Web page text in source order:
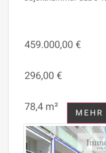
459.000,00 €
296,00 €
78,4 m²